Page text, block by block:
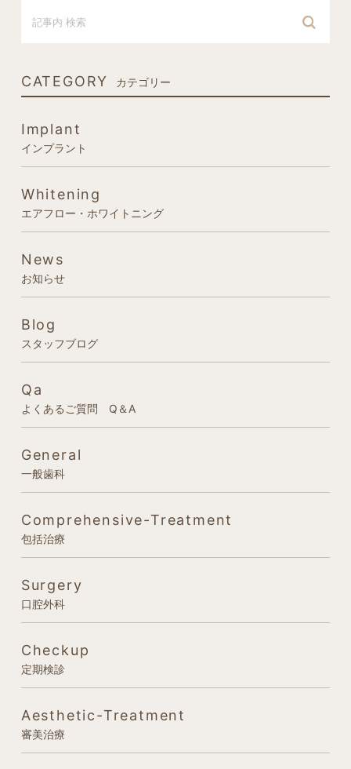
CATEGORY カテゴリー
Implant
インプラント
Whitening
エアフロー・ホワイトニング
News
お知らせ
Blog
スタッフブログ
Qa
よくあるご質問 Q＆A
General
一般歯科
Comprehensive-Treatment
包括治療
Surgery
口腔外科
Checkup
定期検診
Aesthetic-Treatment
審美治療